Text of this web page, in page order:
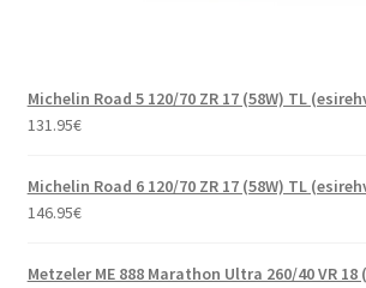
Michelin Road 5 120/70 ZR 17 (58W) TL
131.95€
Michelin Road 6 120/70 ZR 17 (58W) TL
146.95€
Metzeler ME 888 Marathon Ultra 260/40 VR 18